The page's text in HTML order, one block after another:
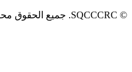
© SQCCCRC. جميع الحقوق محفوظة 2023